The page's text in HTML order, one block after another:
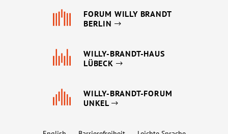
FORUM WILLY BRANDT
BERLIN
WILLY-BRANDT-HAUS
LÜBECK
WILLY-BRANDT-FORUM
UNKEL